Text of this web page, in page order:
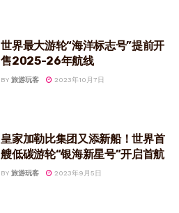
世界最大游轮“海洋标志号”提前开
售2025-26年航线
BY 旅游玩客 2023年10月7日
皇家加勒比集团又添新船！世界首
艘低碳游轮“银海新星号”开启首航
BY 旅游玩客 2023年9月5日